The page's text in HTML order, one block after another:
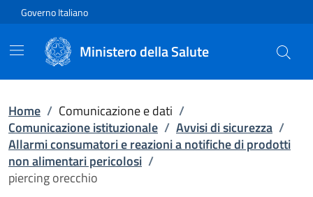
Vai direttamente al contenuto
Governo Italiano
Ministero della Salute
Home / Comunicazione e dati /
Comunicazione istituzionale / Avvisi di sicurezza /
Allarmi consumatori e reazioni a notifiche di prodotti
non alimentari pericolosi /
piercing orecchio